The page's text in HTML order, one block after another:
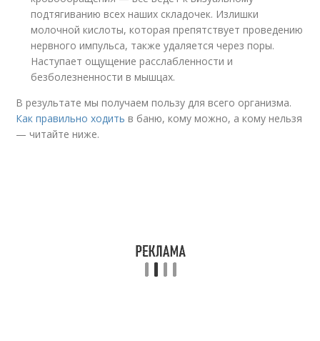
подтягиванию всех наших складочек. Излишки
молочной кислоты, которая препятствует проведению
нервного импульса, также удаляется через поры.
Наступает ощущение расслабленности и
безболезненности в мышцах.
В результате мы получаем пользу для всего организма.
Как правильно ходить в баню, кому можно, а кому нельзя
— читайте ниже.